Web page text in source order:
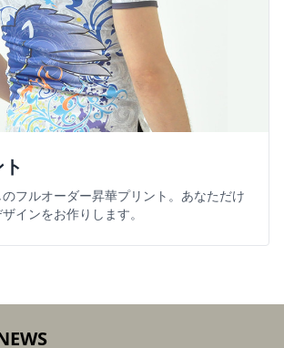
フルオーダー昇華プリント。あなただけ
インをお作りします。